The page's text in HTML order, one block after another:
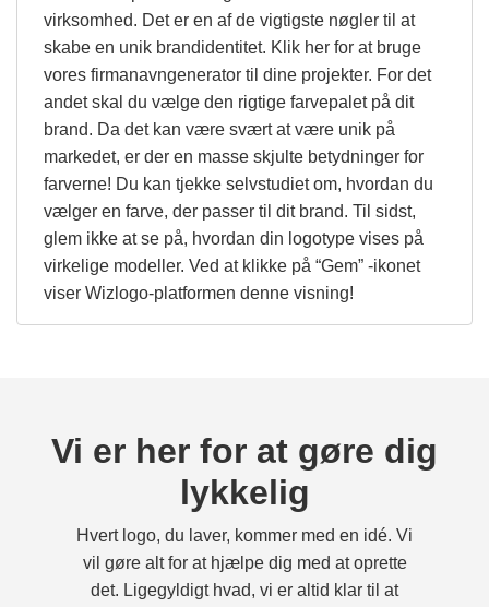
virksomhed. Det er en af de vigtigste nøgler til at
skabe en unik brandidentitet. Klik her for at bruge
vores firmanavngenerator til dine projekter. For det
andet skal du vælge den rigtige farvepalet på dit
brand. Da det kan være svært at være unik på
markedet, er der en masse skjulte betydninger for
farverne! Du kan tjekke selvstudiet om, hvordan du
vælger en farve, der passer til dit brand. Til sidst,
glem ikke at se på, hvordan din logotype vises på
virkelige modeller. Ved at klikke på “Gem” -ikonet
viser Wizlogo-platformen denne visning!
Vi er her for at gøre dig
lykkelig
Hvert logo, du laver, kommer med en idé. Vi
vil gøre alt for at hjælpe dig med at oprette
det. Ligegyldigt hvad, vi er altid klar til at